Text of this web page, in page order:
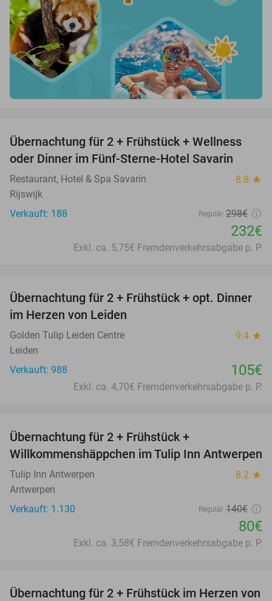
22%
Übernachtung für 2 + Frühstück + Wellness
oder Dinner im Fünf-Sterne-Hotel Savarin
Restaurant, Hotel & Spa Savarin 8.8 star
Rijswijk
Verkauft: 188
Regulär 298€
232€
Exkl. ca. 5,75€ Fremdenverkehrsabgabe p. P.
Übernachtung für 2 + Frühstück + opt. Dinner
im Herzen von Leiden
Golden Tulip Leiden Centre 9.4 star
Leiden
Verkauft: 988
105€
Exkl. ca. 4,70€ Fremdenverkehrsabgabe p. P.
Übernachtung für 2 + Frühstück +
Willkommenshäppchen im Tulip Inn Antwerpen
Tulip Inn Antwerpen 8.2 star
Antwerpen
Verkauft: 1.130
Regulär 140€
80€
Exkl. ca. 3,58€ Fremdenverkehrsabgabe p. P.
Übernachtung für 2 + Frühstück im Herzen von